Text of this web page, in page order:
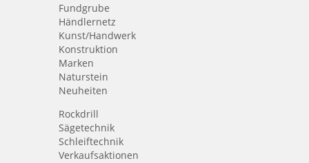
Fundgrube
Händlernetz
Kunst/Handwerk
Konstruktion
Marken
Naturstein
Neuheiten
Rockdrill
Sägetechnik
Schleiftechnik
Verkaufsaktionen